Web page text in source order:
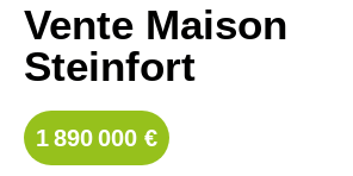
Vente Maison
Steinfort
1 890 000 €